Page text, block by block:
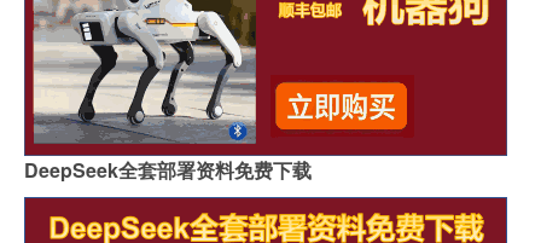
DeepSeek全套部署资料免费下载